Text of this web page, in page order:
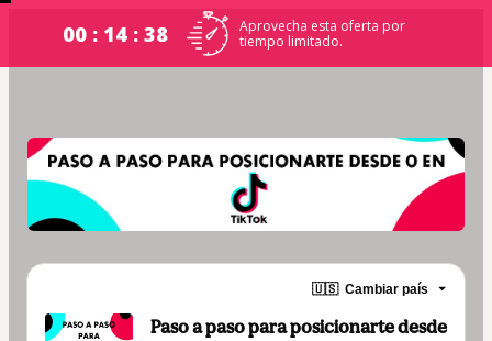
00 : 14 : 38
Aprovecha esta oferta por
tiempo limitado.
🇺🇸 Cambiar país
Paso a paso para posicionarte desde